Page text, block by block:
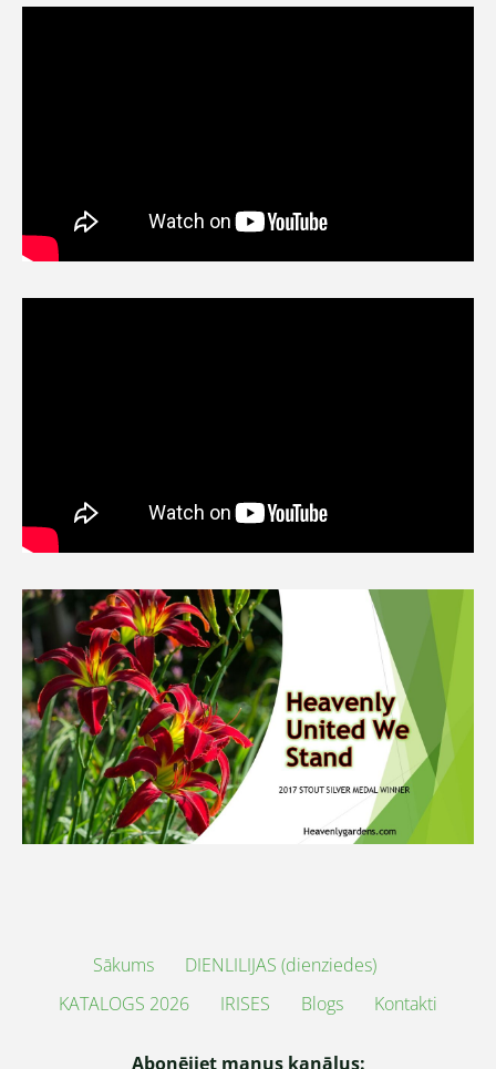
Sākums
DIENLILIJAS (dienziedes)
KATALOGS 2026
IRISES Blogs Kontakti
Abonējiet manus kanālus: